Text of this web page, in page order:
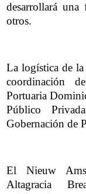
desarrollará una
otros.
La logística de la
coordinación
Portuaria
Público
Gobernación de
El Nieuw
Altagracia